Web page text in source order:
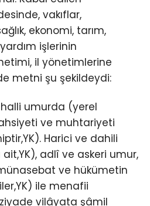
vakıflar,
ekonomi, tarım,
işlerinin
il yönetimlerine
metni şu şekildeydi:
umurda (yerel
ve muhtariyeti
Harici ve dahili
adlî ve askeri umur,
ve hükümetin
ile menafii
vilâyata şâmil